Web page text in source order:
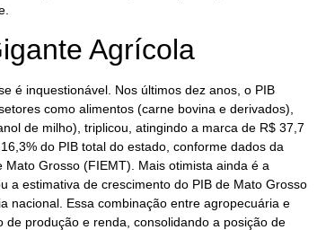
Agrícola
é inquestionável. Nos últimos dez anos, o PIB
como alimentos (carne bovina e derivados),
de milho), triplicou, atingindo a marca de R$ 37,7
do PIB total do estado, conforme dados da
Grosso (FIEMT). Mais otimista ainda é a
a estimativa de crescimento do PIB de Mato Grosso
nacional. Essa combinação entre agropecuária e
produção e renda, consolidando a posição de